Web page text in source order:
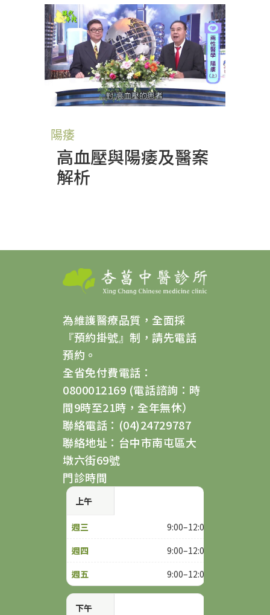
陽痿
高血壓與陽痿及醫案
解析
為維護醫療品質，全面採
『預約掛號』制，請先電話
預約。
全省免付費電話：
0800012169 (電話諮詢：時
間9時至21時，全年無休）
聯絡電話：(04)24729787
聯絡地址：台中市南屯區大
墩六街69號
門診時間
上午
9:00–12:00
9:00–12:00
9:00–12:00
下午